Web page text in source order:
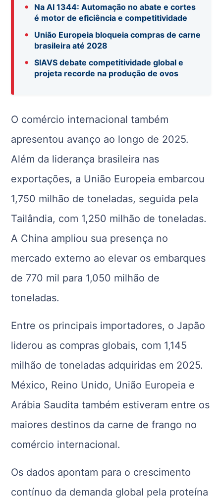
•
Na AI 1344: Automação no abate e cortes
é motor de eficiência e competitividade
•
União Europeia bloqueia compras de carne
brasileira até 2028
•
SIAVS debate competitividade global e
projeta recorde na produção de ovos
O comércio internacional também
apresentou avanço ao longo de 2025.
Além da liderança brasileira nas
exportações, a União Europeia embarcou
1,750 milhão de toneladas, seguida pela
Tailândia, com 1,250 milhão de toneladas.
A China ampliou sua presença no
mercado externo ao elevar os embarques
de 770 mil para 1,050 milhão de
toneladas.
Entre os principais importadores, o Japão
liderou as compras globais, com 1,145
milhão de toneladas adquiridas em 2025.
México, Reino Unido, União Europeia e
Arábia Saudita também estiveram entre os
maiores destinos da carne de frango no
comércio internacional.
Os dados apontam para o crescimento
contínuo da demanda global pela proteína